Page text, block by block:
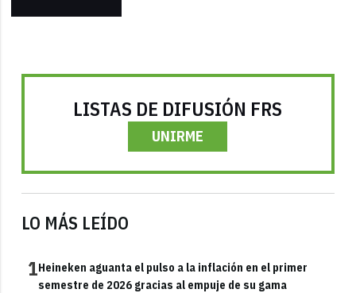
LISTAS DE DIFUSIÓN FRS
UNIRME
LO MÁS LEÍDO
1Heineken aguanta el pulso a la inflación en el primer
semestre de 2026 gracias al empuje de su gama